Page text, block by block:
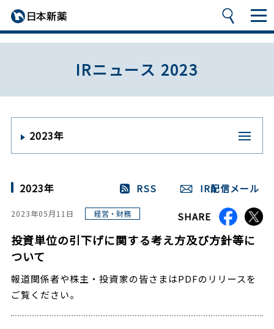
IRニュース 2023
2023年
2023年 RSS IR配信メール
2023年05月11日 経営・財務 SHARE
投資単位の引下げに関する考え方及び方針等に
ついて
報道関係者や株主・投資家の皆さまはPDFのリリースを
ご覧ください。